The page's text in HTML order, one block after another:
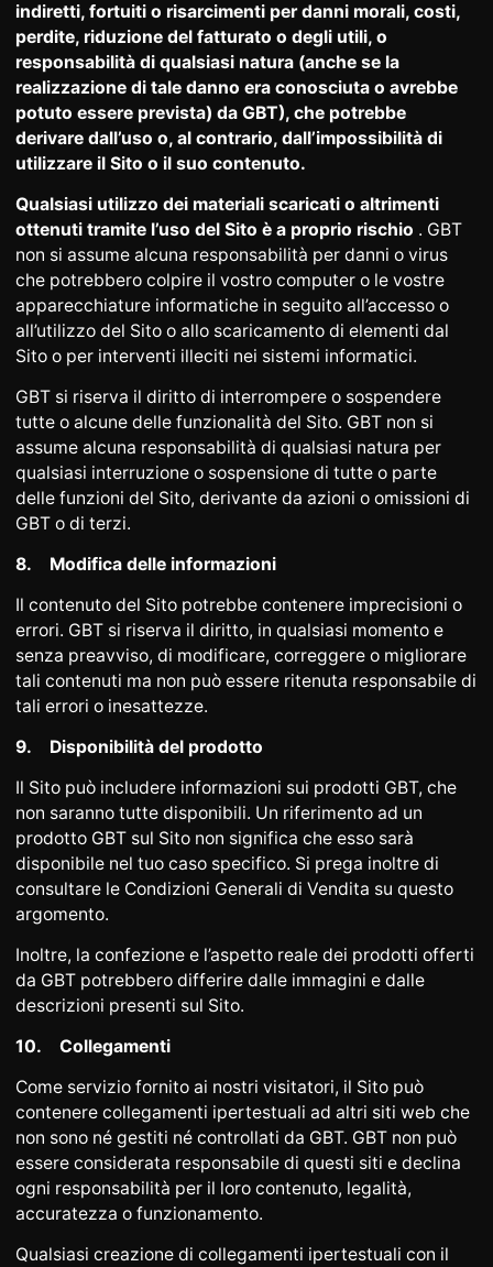
indiretti, fortuiti o risarcimenti per danni morali, costi,
perdite, riduzione del fatturato o degli utili, o
responsabilità di qualsiasi natura (anche se la
realizzazione di tale danno era conosciuta o avrebbe
potuto essere prevista) da GBT), che potrebbe
derivare dall’uso o, al contrario, dall’impossibilità di
utilizzare il Sito o il suo contenuto.
Qualsiasi utilizzo dei materiali scaricati o altrimenti
ottenuti tramite l’uso del Sito è a proprio rischio . GBT
non si assume alcuna responsabilità per danni o virus
che potrebbero colpire il vostro computer o le vostre
apparecchiature informatiche in seguito all’accesso o
all’utilizzo del Sito o allo scaricamento di elementi dal
Sito o per interventi illeciti nei sistemi informatici.
GBT si riserva il diritto di interrompere o sospendere
tutte o alcune delle funzionalità del Sito. GBT non si
assume alcuna responsabilità di qualsiasi natura per
qualsiasi interruzione o sospensione di tutte o parte
delle funzioni del Sito, derivante da azioni o omissioni di
GBT o di terzi.
8.
Modifica delle informazioni
Il contenuto del Sito potrebbe contenere imprecisioni o
errori. GBT si riserva il diritto, in qualsiasi momento e
senza preavviso, di modificare, correggere o migliorare
tali contenuti ma non può essere ritenuta responsabile di
tali errori o inesattezze.
9.
Disponibilità del prodotto
Il Sito può includere informazioni sui prodotti GBT, che
non saranno tutte disponibili. Un riferimento ad un
prodotto GBT sul Sito non significa che esso sarà
disponibile nel tuo caso specifico. Si prega inoltre di
consultare le Condizioni Generali di Vendita su questo
argomento.
Inoltre, la confezione e l’aspetto reale dei prodotti offerti
da GBT potrebbero differire dalle immagini e dalle
descrizioni presenti sul Sito.
10.
Collegamenti
Come servizio fornito ai nostri visitatori, il Sito può
contenere collegamenti ipertestuali ad altri siti web che
non sono né gestiti né controllati da GBT. GBT non può
essere considerata responsabile di questi siti e declina
ogni responsabilità per il loro contenuto, legalità,
accuratezza o funzionamento.
Qualsiasi creazione di collegamenti ipertestuali con il